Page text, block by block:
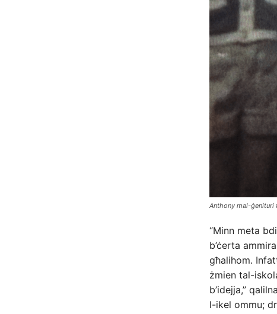
Anthony mal-ġenituri
“Minn meta
b’ċerta
għalihom.
żmien tal-
b’idejja,”
l-ikel ommu;